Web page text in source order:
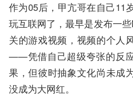
作为05后，甲亢哥在自己11
玩互联网了，最早是发布一
关的游戏视频，视频的个人
——凭借自己超级夸张的反
果，但彼时抽象文化尚未成
没成为大网红。